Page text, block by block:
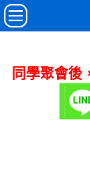
同學聚會後